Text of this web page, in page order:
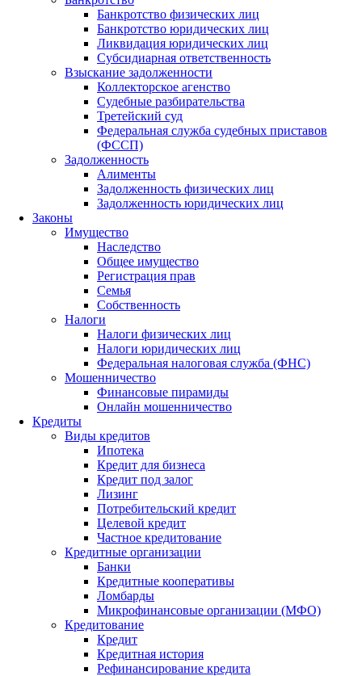
Банкротство физических лиц
Банкротство юридических лиц
Ликвидация юридических лиц
Субсидиарная ответственность
Взыскание задолженности
Коллекторское агенство
Судебные разбирательства
Третейский суд
Федеральная служба судебных приставов
(ФССП)
Задолженность
Алименты
Задолженность физических лиц
Задолженность юридических лиц
Законы
Имущество
Наследство
Общее имущество
Регистрация прав
Семья
Собственность
Налоги
Налоги физических лиц
Налоги юридических лиц
Федеральная налоговая служба (ФНС)
Мошенничество
Финансовые пирамиды
Онлайн мошенничество
Кредиты
Виды кредитов
Ипотека
Кредит для бизнеса
Кредит под залог
Лизинг
Потребительский кредит
Целевой кредит
Частное кредитование
Кредитные организации
Банки
Кредитные кооперативы
Ломбарды
Микрофинансовые организации (МФО)
Кредитование
Кредит
Кредитная история
Рефинансирование кредита